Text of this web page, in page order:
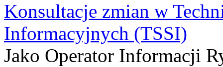
Konsultacje zmian w
Informacyjnych (TSSI)
Jako Operator Informacji